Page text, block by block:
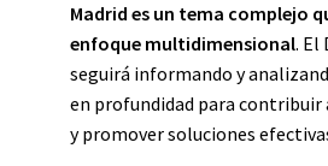
Madrid es un tema complejo
enfoque multidimensional. El
seguirá informando y
en profundidad para contribuir
y promover soluciones